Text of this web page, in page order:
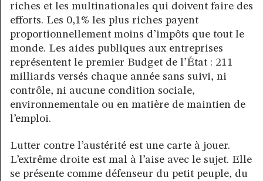
riches et les multinationales qui doivent faire des
efforts. Les 0,1% les plus riches payent
proportionnellement moins d’impôts que tout le
monde. Les aides publiques aux entreprises
représentent le premier Budget de l’État : 211
milliards versés chaque année sans suivi, ni
contrôle, ni aucune condition sociale,
environnementale ou en matière de maintien de
l’emploi.
Lutter contre l’austérité est une carte à jouer.
L’extrême droite est mal à l’aise avec le sujet. Elle
se présente comme défenseur du petit peuple, du